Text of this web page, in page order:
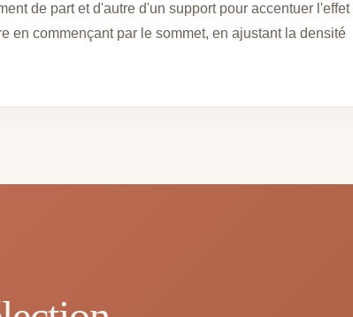
de part et d'autre d'un support pour accentuer l'effet
en commençant par le sommet, en ajustant la densité